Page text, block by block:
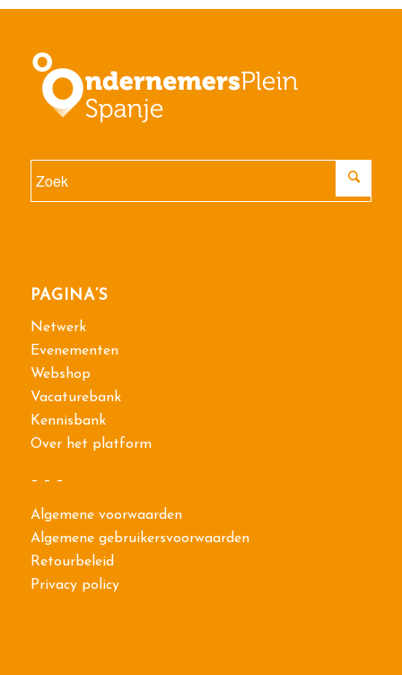
PAGINA’S
Netwerk
Evenementen
Webshop
Vacaturebank
Kennisbank
Over het platform
– – –
Algemene voorwaarden
Algemene gebruikersvoorwaarden
Retourbeleid
Privacy policy